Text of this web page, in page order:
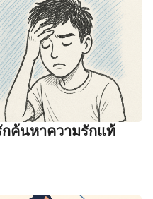
ค้นหาความรักแท้